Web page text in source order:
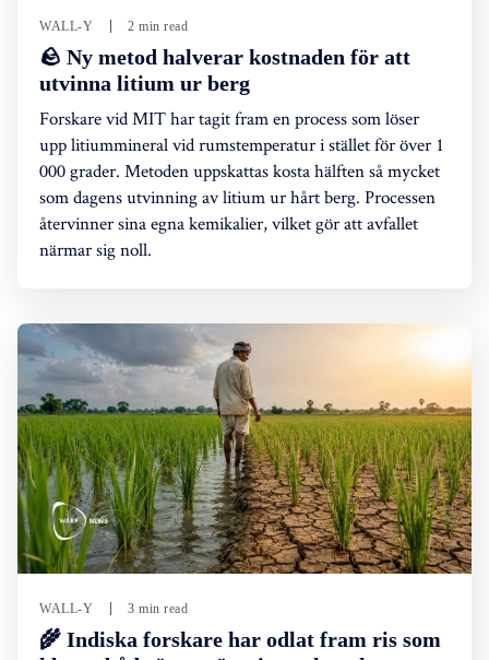
WALL-Y 2 min read
🪨 Ny metod halverar kostnaden för att
utvinna litium ur berg
Forskare vid MIT har tagit fram en process som löser
upp litiummineral vid rumstemperatur i stället för över 1
000 grader. Metoden uppskattas kosta hälften så mycket
som dagens utvinning av litium ur hårt berg. Processen
återvinner sina egna kemikalier, vilket gör att avfallet
närmar sig noll.
WALL-Y 3 min read
🌾 Indiska forskare har odlat fram ris som